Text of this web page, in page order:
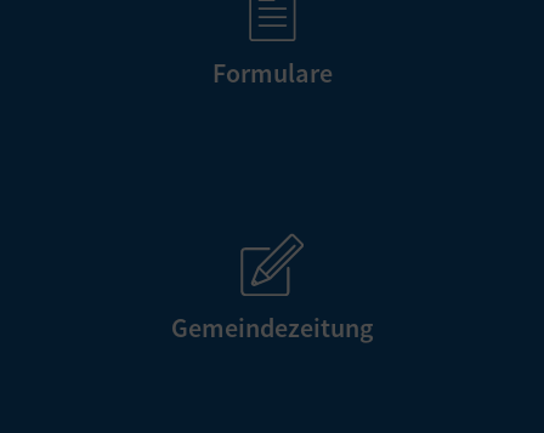
Formulare
Gemeindezeitung